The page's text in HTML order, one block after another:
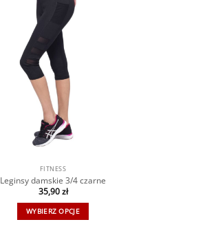
FITNESS
Leginsy damskie 3/4 czarne
35,90zł
WYBIERZ OPCJE